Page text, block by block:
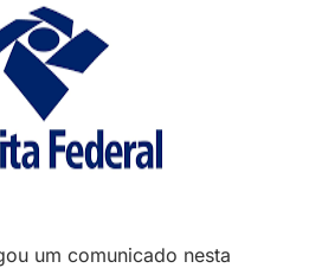
um comunicado nesta